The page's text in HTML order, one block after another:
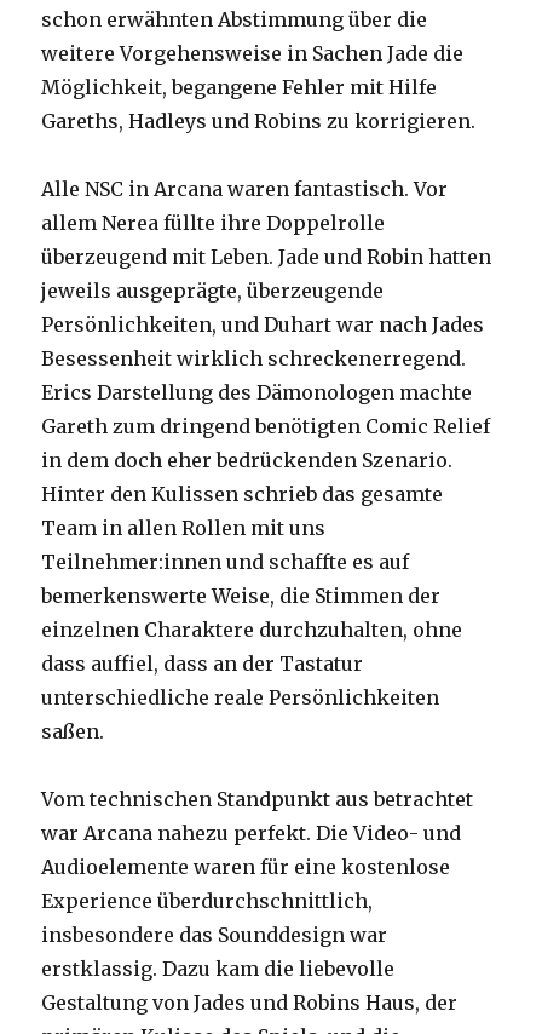
schon erwähnten Abstimmung über die
weitere Vorgehensweise in Sachen Jade die
Möglichkeit, begangene Fehler mit Hilfe
Gareths, Hadleys und Robins zu korrigieren.
Alle NSC in Arcana waren fantastisch. Vor
allem Nerea füllte ihre Doppelrolle
überzeugend mit Leben. Jade und Robin hatten
jeweils ausgeprägte, überzeugende
Persönlichkeiten, und Duhart war nach Jades
Besessenheit wirklich schreckenerregend.
Erics Darstellung des Dämonologen machte
Gareth zum dringend benötigten Comic Relief
in dem doch eher bedrückenden Szenario.
Hinter den Kulissen schrieb das gesamte
Team in allen Rollen mit uns
Teilnehmer:innen und schaffte es auf
bemerkenswerte Weise, die Stimmen der
einzelnen Charaktere durchzuhalten, ohne
dass auffiel, dass an der Tastatur
unterschiedliche reale Persönlichkeiten
saßen.
Vom technischen Standpunkt aus betrachtet
war Arcana nahezu perfekt. Die Video- und
Audioelemente waren für eine kostenlose
Experience überdurchschnittlich,
insbesondere das Sounddesign war
erstklassig. Dazu kam die liebevolle
Gestaltung von Jades und Robins Haus, der